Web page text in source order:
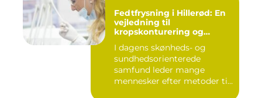
Fedtfrysning i Hillerød: En
vejledning til
kropskonturering og
I dagens skønheds- og
sundhedsorienterede
samfund leder mange
mennesker efter metoder til